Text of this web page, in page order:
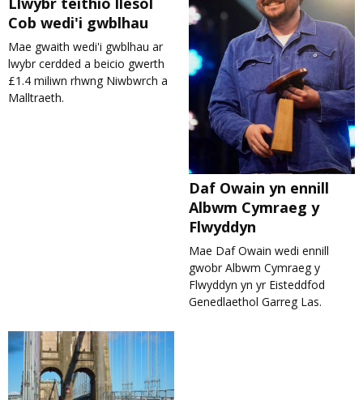
Cob wedi'i gwblhau
Mae gwaith wedi'i gwblhau ar
lwybr cerdded a beicio gwerth
£1.4 miliwn rhwng Niwbwrch a
Malltraeth.
Daf Owain yn ennill
Albwm Cymraeg y
Flwyddyn
Mae Daf Owain wedi ennill
gwobr Albwm Cymraeg y
Flwyddyn yn yr Eisteddfod
Genedlaethol Garreg Las.